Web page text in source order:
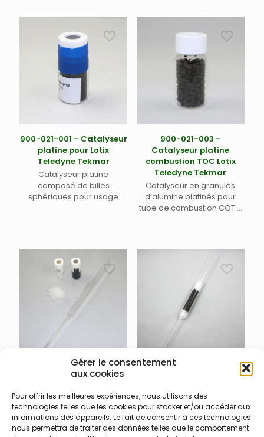
Gérer le consentement
aux cookies
Pour offrir les meilleures expériences, nous utilisons des
technologies telles que les cookies pour stocker et/ou accéder aux
informations des appareils. Le fait de consentir à ces technologies
nous permettra de traiter des données telles que le comportement
900-021-001 – Catalyseur
platine pour Lotix
Teledyne Tekmar
Catalyseur platine
composé de billes
sphériques pour usage
900-021-003 –
Catalyseur platine
combustion TOC Lotix
Teledyne Tekmar
Catalyseur en granulés
d’alumine platinés pour
tube de combustion COT –
900-021-004 – Tube
Lotix Teledyne Tekmar
Tube de combustion COT
pré-rempli pour analyses
classiques – comprenant
Lotix Teledyne Tekmar
Kit pour tube de
combustion COT pré-
rempli pour analyses